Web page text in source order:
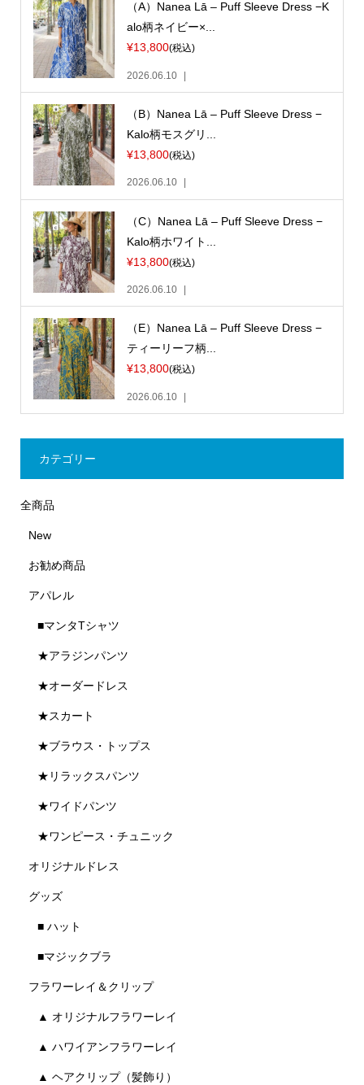
（A）Nanea Lā – Puff Sleeve Dress −K
alo柄ネイビー×...
¥13,800(税込)
2026.06.10
（B）Nanea Lā – Puff Sleeve Dress −
Kalo柄モスグリ...
¥13,800(税込)
2026.06.10
（C）Nanea Lā – Puff Sleeve Dress −
Kalo柄ホワイト...
¥13,800(税込)
2026.06.10
（E）Nanea Lā – Puff Sleeve Dress −
ティーリーフ柄...
¥13,800(税込)
2026.06.10
カテゴリー
全商品
New
お勧め商品
アパレル
■マンタTシャツ
★アラジンパンツ
★オーダードレス
★スカート
★ブラウス・トップス
★リラックスパンツ
★ワイドパンツ
★ワンピース・チュニック
オリジナルドレス
グッズ
■ ハット
■マジックブラ
フラワーレイ＆クリップ
▲ オリジナルフラワーレイ
▲ ハワイアンフラワーレイ
▲ ヘアクリップ（髪飾り）